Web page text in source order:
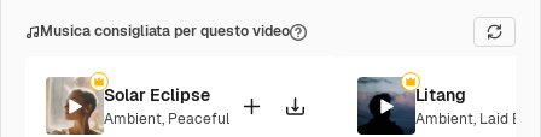
Musica consigliata per questo video
Solar Eclipse
Ambient, Peaceful
Litang
Ambient, Laid